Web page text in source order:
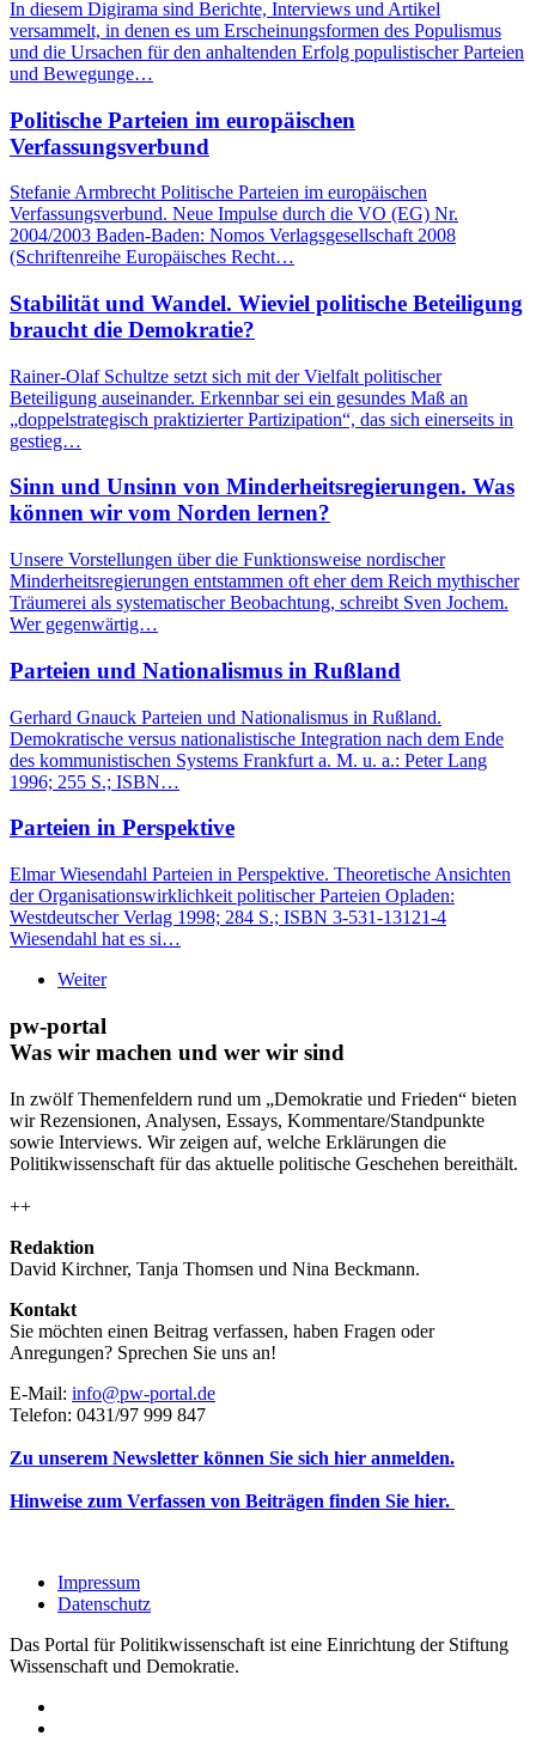
In diesem Digirama sind Berichte, Interviews und Artikel
versammelt, in denen es um Erscheinungsformen des Populismus
und die Ursachen für den anhaltenden Erfolg populistischer Parteien
und Bewegunge…
Politische Parteien im europäischen
Verfassungsverbund
Stefanie Armbrecht Politische Parteien im europäischen
Verfassungsverbund. Neue Impulse durch die VO (EG) Nr.
2004/2003 Baden-Baden: Nomos Verlagsgesellschaft 2008
(Schriftenreihe Europäisches Recht…
Stabilität und Wandel. Wieviel politische Beteiligung
braucht die Demokratie?
Rainer-Olaf Schultze setzt sich mit der Vielfalt politischer
Beteiligung auseinander. Erkennbar sei ein gesundes Maß an
„doppelstrategisch praktizierter Partizipation“, das sich einerseits in
gestieg…
Sinn und Unsinn von Minderheitsregierungen. Was
können wir vom Norden lernen?
Unsere Vorstellungen über die Funktionsweise nordischer
Minderheitsregierungen entstammen oft eher dem Reich mythischer
Träumerei als systematischer Beobachtung, schreibt Sven Jochem.
Wer gegenwärtig…
Parteien und Nationalismus in Rußland
Gerhard Gnauck Parteien und Nationalismus in Rußland.
Demokratische versus nationalistische Integration nach dem Ende
des kommunistischen Systems Frankfurt a. M. u. a.: Peter Lang
1996; 255 S.; ISBN…
Parteien in Perspektive
Elmar Wiesendahl Parteien in Perspektive. Theoretische Ansichten
der Organisationswirklichkeit politischer Parteien Opladen:
Westdeutscher Verlag 1998; 284 S.; ISBN 3-531-13121-4
Wiesendahl hat es si…
Weiter
pw-portal
Was wir machen und wer wir sind
In zwölf Themenfeldern rund um „Demokratie und Frieden“ bieten
wir Rezensionen, Analysen, Essays, Kommentare/Standpunkte
sowie Interviews. Wir zeigen auf, welche Erklärungen die
Politikwissenschaft für das aktuelle politische Geschehen bereithält.
++
Redaktion
David Kirchner, Tanja Thomsen und Nina Beckmann.
Kontakt
Sie möchten einen Beitrag verfassen, haben Fragen oder
Anregungen? Sprechen Sie uns an!
E-Mail: info@pw-portal.de
Telefon: 0431/97 999 847
Zu unserem Newsletter können Sie sich hier anmelden.
Hinweise zum Verfassen von Beiträgen finden Sie hier.
Impressum
Datenschutz
Das Portal für Politikwissenschaft ist eine Einrichtung der Stiftung
Wissenschaft und Demokratie.